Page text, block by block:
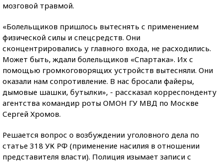
мозговой травмой.
«Болельщиков пришлось вытеснять с применением
физической силы и спецсредств. Они
сконцентрировались у главного входа, не расходились.
Может быть, ждали болельщиков «Спартака». Их с
помощью громкоговорящих устройств вытесняли. Они
оказали нам сопротивление. В нас бросали файеры,
дымовые шашки, бутылки», - рассказал корреспонденту
агентства командир роты ОМОН ГУ МВД по Москве
Сергей Хромов.
Решается вопрос о возбуждении уголовного дела по
статье 318 УК РФ (применение насилия в отношении
представителя власти). Полиция изымает записи с